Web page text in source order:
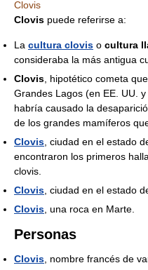
Clovis
Clovis puede referirse a:
La cultura clovis o cultura
consideraba la más antigua
Clovis , hipotético cometa
Grandes Lagos (en EE. UU.
habría causado la
de los grandes mamíferos
Clovis , ciudad en el estado
encontraron los primeros
clovis.
Clovis , ciudad en el estado
Clovis , una roca en Marte.
Personas
Clovis , nombre francés de